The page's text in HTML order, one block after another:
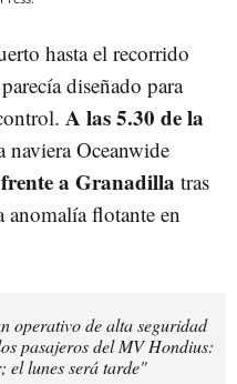
hasta el recorrido
diseñado para
A las 5.30 de la
naviera Oceanwide
a Granadilla tras
anomalía flotante en
operativo de alta seguridad
pasajeros del MV Hondius:
el lunes será tarde"